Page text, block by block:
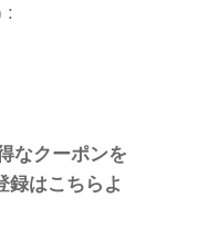
:
なクーポンを
録はこちらよ